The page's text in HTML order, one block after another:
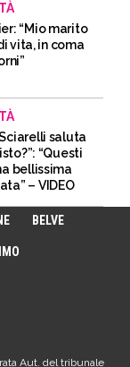
“Mio marito
vita, in coma
saluta
“Questi
bellissima
– VIDEO
BELVE
Aut. del tribunale